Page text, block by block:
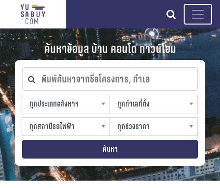
search
ค้นหาข้อมูล บ้าน คอนโด ทาวน์โฮม
พิมพ์ค้นหาจากชื่อโครงการ, ทำเล
ทุกประเภทอสังหาฯ
ทุกประเภทอสังหาฯ
sproperty
ทุกทำเลที่ตั้ง
ทุกทำเลที่ตั้ง
slocation
ทุกสถานีรถไฟฟ้า
ทุกสถานีรถไฟฟ้า
strain-station
ทุกช่วงราคา
ทุกช่วงราคา
sprice
ค้นหา